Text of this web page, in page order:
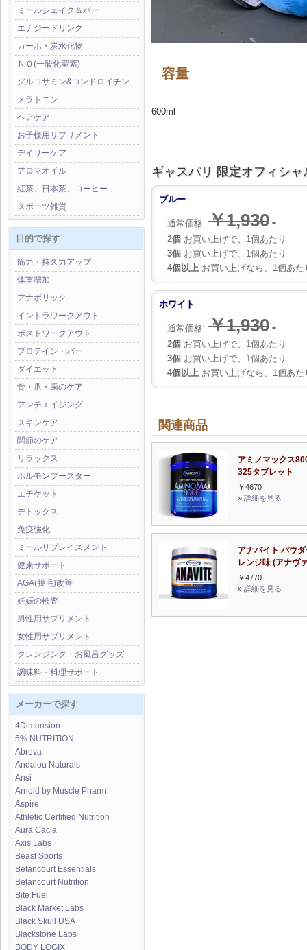
ミールシェイク＆バー
エナジードリンク
カーボ・炭水化物
ＮＯ(一酸化窒素)
グルコサミン&コンドロイチン
メラトニン
ヘアケア
お子様用サプリメント
デイリーケア
アロマオイル
紅茶、日本茶、コーヒー
スポーツ雑貨
目的で探す
筋力・持久力アップ
体重増加
アナボリック
イントラワークアウト
ポストワークアウト
プロテイン・バー
ダイエット
骨・爪・歯のケア
アンチエイジング
スキンケア
関節のケア
リラックス
ホルモンブースター
エチケット
デトックス
免疫強化
ミールリプレイスメント
健康サポート
AGA(脱毛)改善
妊娠の検査
男性用サプリメント
女性用サプリメント
クレンジング・お風呂グッズ
調味料・料理サポート
メーカーで探す
4Dimension
5% NUTRITION
Abreva
Andalou Naturals
Ansi
Arnold by Muscle Pharm
Aspire
Athletic Certified Nutrition
Aura Cacia
Axis Labs
Beast Sports
Betancourt Essentials
Betancourt Nutrition
Bite Fuel
Black Market Labs
Black Skull USA
Blackstone Labs
BODY LOGIX
容量
600ml
ギャスパリ 限定オフィシ
ブルー
通常価格: ￥1,930 ⇨
2個 お買い上げで、1個あたり
3個 お買い上げで、1個あたり
4個以上 お買い上げなら、1個あた
ホワイト
通常価格: ￥1,930 ⇨
2個 お買い上げで、1個あたり
3個 お買い上げで、1個あたり
4個以上 お買い上げなら、1個あた
関連商品
アミノマックス
325タブレット
￥4670
» 詳細を見る
アナバイト パウ
レンジ味 (アナヴ
￥4770
» 詳細を見る